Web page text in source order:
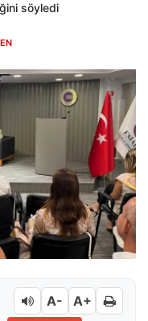
söyledi
A- A+